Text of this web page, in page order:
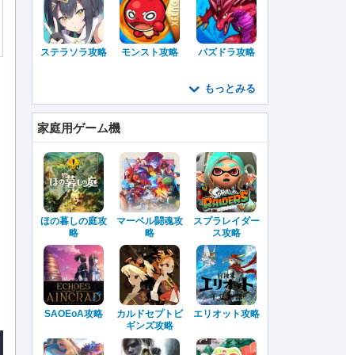
ステラソラ攻略 モンスト攻略 パズドラ攻略
もっとみる
家庭用ゲーム機
ほの暮しの庭攻
略
マーベル闘魂攻
略
スプラレイダー
ス攻略
SAOEoA攻略
カルドセプトビ
ギンズ攻略
エリオット攻略